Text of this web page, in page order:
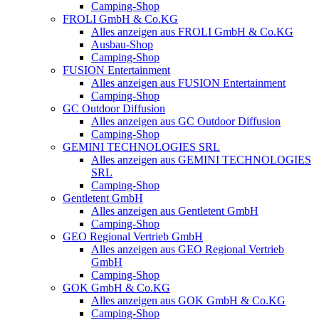
Camping-Shop
FROLI GmbH & Co.KG
Alles anzeigen aus FROLI GmbH & Co.KG
Ausbau-Shop
Camping-Shop
FUSION Entertainment
Alles anzeigen aus FUSION Entertainment
Camping-Shop
GC Outdoor Diffusion
Alles anzeigen aus GC Outdoor Diffusion
Camping-Shop
GEMINI TECHNOLOGIES SRL
Alles anzeigen aus GEMINI TECHNOLOGIES
SRL
Camping-Shop
Gentletent GmbH
Alles anzeigen aus Gentletent GmbH
Camping-Shop
GEO Regional Vertrieb GmbH
Alles anzeigen aus GEO Regional Vertrieb
GmbH
Camping-Shop
GOK GmbH & Co.KG
Alles anzeigen aus GOK GmbH & Co.KG
Camping-Shop